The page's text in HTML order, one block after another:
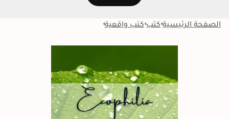
الصفحة الرئيسية كتب كتب واقعية